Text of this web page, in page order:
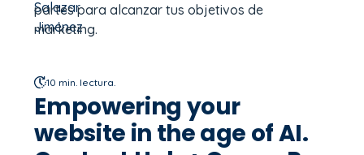
partes para alcanzar tus objetivos de
marketing.
10 min. lectura.
Empowering your
website in the age of AI.